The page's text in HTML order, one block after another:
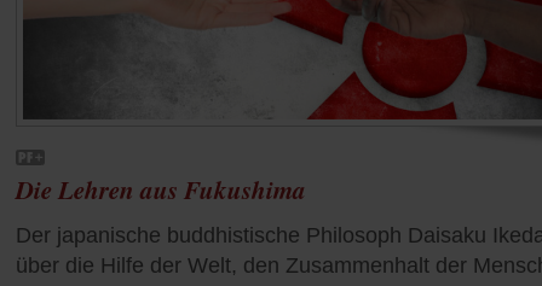
Die Lehren aus Fukushima
Der japanische buddhistische Philosoph Daisaku
über die Hilfe der Welt, den Zusammenhalt der